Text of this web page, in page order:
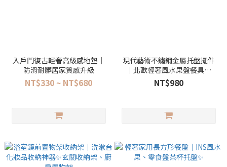
入戶門復古輕奢高級感地墊｜
防滑耐髒居家質感升級
NT$330 ~ NT$680
現代藝術不鏽鋼金屬托盤擺件
｜北歐輕奢風水果盤餐具托
盤、薰香擺飾盤✨
NT$980